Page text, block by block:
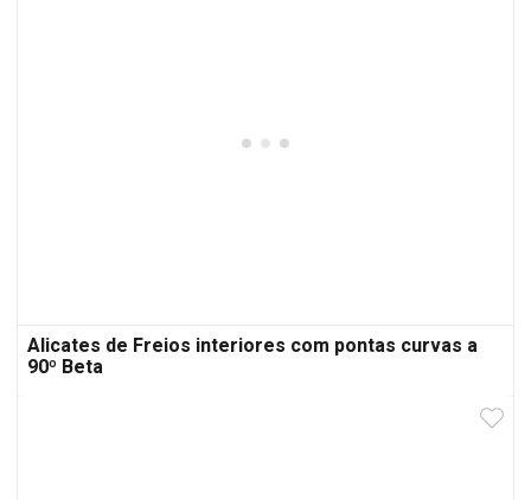
Alicates de Freios interiores com pontas curvas a
90º Beta